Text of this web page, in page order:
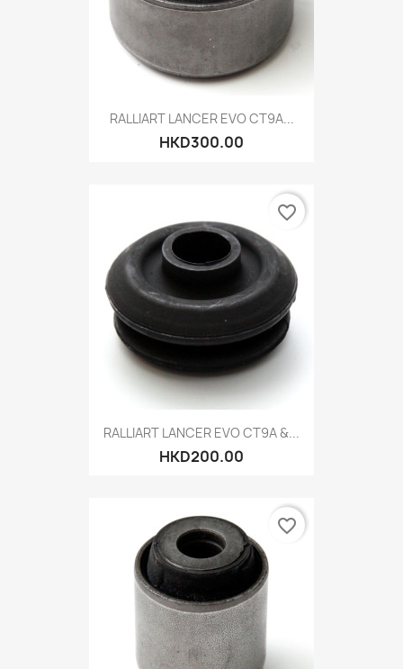
RALLIART LANCER EVO CT9A...
HKD300.00
RALLIART LANCER EVO CT9A &...
HKD200.00
favorite_border
favorite_border